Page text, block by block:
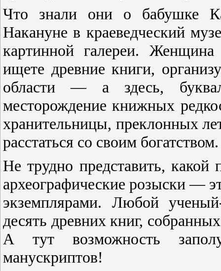
Что знали они о бабушке
Накануне в краеведческий
картинной галереи.
ищете древние книги,
области — а здесь,
месторождение книжных
хранительницы, преклонных
расстаться со своим богатством.
Не трудно представить, какой
археографические розыски —
экземплярами. Любой
десять древних книг,
А тут возможность
манускриптов!